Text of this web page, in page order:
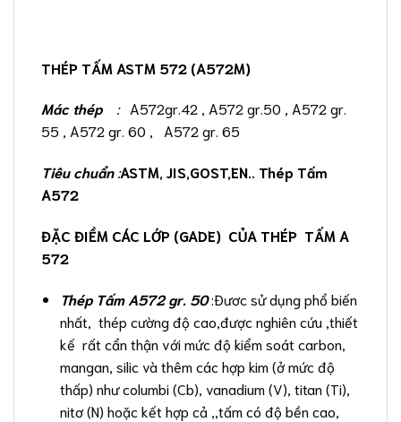
THÉP TẤM ASTM 572 (A572M)
Mác thép: A572gr.42 , A572 gr.50 , A572 gr.
55 , A572 gr. 60 , A572 gr. 65
Tiêu chuẩn:ASTM, JIS,GOST,EN.. Thép Tấm
A572
ĐẶC ĐIỀM CÁC LỚP (GADE) CỦA THÉP TẤM A
572
Thép Tấm A572 gr. 50:Đươc sử dụng phổ biến
nhất, thép cường độ cao,được nghiên cứu ,thiết
kế rất cẩn thận với mức độ kiểm soát carbon,
mangan, silic và thêm các hợp kim (ở mức độ
thấp) như columbi (Cb), vanadium (V), titan (Ti),
nitơ (N) hoặc kết hợp cả ,,tấm có độ bền cao,